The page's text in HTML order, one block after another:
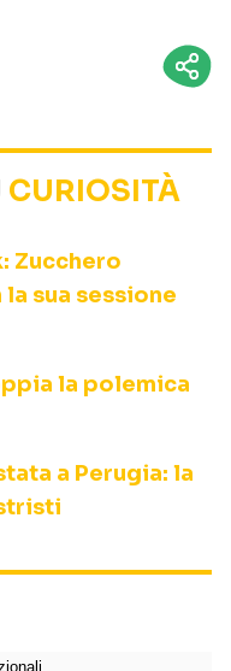
CURIOSITÀ
Zucchero
sua sessione
la polemica
a Perugia: la